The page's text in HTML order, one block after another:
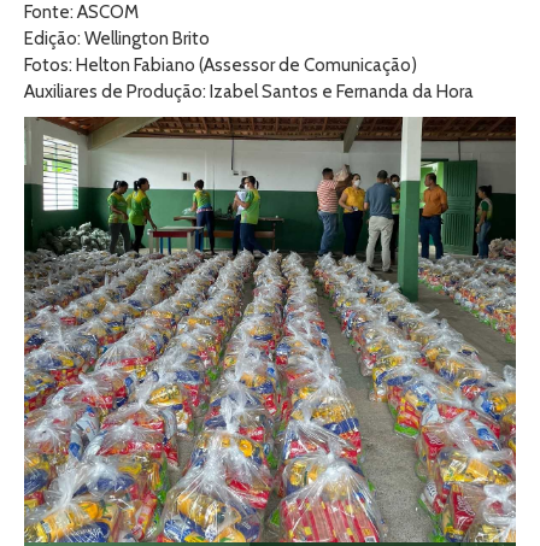
Fonte: ASCOM
Edição: Wellington Brito
Fotos: Helton Fabiano (Assessor de Comunicação)
Auxiliares de Produção: Izabel Santos e Fernanda da Hora